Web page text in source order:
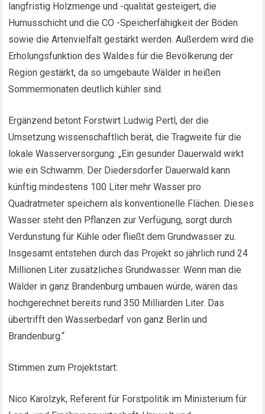
langfristig Holzmenge und -qualität gesteigert, die
Humusschicht und die CO -Speicherfähigkeit der Böden
sowie die Artenvielfalt gestärkt werden. Außerdem wird die
Erholungsfunktion des Waldes für die Bevölkerung der
Region gestärkt, da so umgebaute Wälder in heißen
Sommermonaten deutlich kühler sind.
Ergänzend betont Forstwirt Ludwig Pertl, der die
Umsetzung wissenschaftlich berät, die Tragweite für die
lokale Wasserversorgung: „Ein gesunder Dauerwald wirkt
wie ein Schwamm. Der Diedersdorfer Dauerwald kann
künftig mindestens 100 Liter mehr Wasser pro
Quadratmeter speichern als konventionelle Flächen. Dieses
Wasser steht den Pflanzen zur Verfügung, sorgt durch
Verdunstung für Kühle oder fließt dem Grundwasser zu.
Insgesamt entstehen durch das Projekt so jährlich rund 24
Millionen Liter zusätzliches Grundwasser. Wenn man die
Wälder in ganz Brandenburg umbauen würde, wären das
hochgerechnet bereits rund 350 Milliarden Liter. Das
übertrifft den Wasserbedarf von ganz Berlin und
Brandenburg.“
Stimmen zum Projektstart:
Nico Karolzyk, Referent für Forstpolitik im Ministerium für